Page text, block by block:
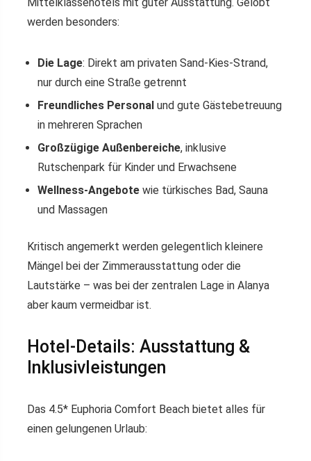
werden besonders:
Die Lage: Direkt am privaten Sand-Kies-Strand,
nur durch eine Straße getrennt
Freundliches Personal und gute Gästebetreuung
in mehreren Sprachen
Großzügige Außenbereiche, inklusive
Rutschenpark für Kinder und Erwachsene
Wellness-Angebote wie türkisches Bad, Sauna
und Massagen
Kritisch angemerkt werden gelegentlich kleinere
Mängel bei der Zimmerausstattung oder die
Lautstärke – was bei der zentralen Lage in Alanya
aber kaum vermeidbar ist.
Hotel-Details: Ausstattung &
Inklusivleistungen
Das 4.5* Euphoria Comfort Beach bietet alles für
einen gelungenen Urlaub: